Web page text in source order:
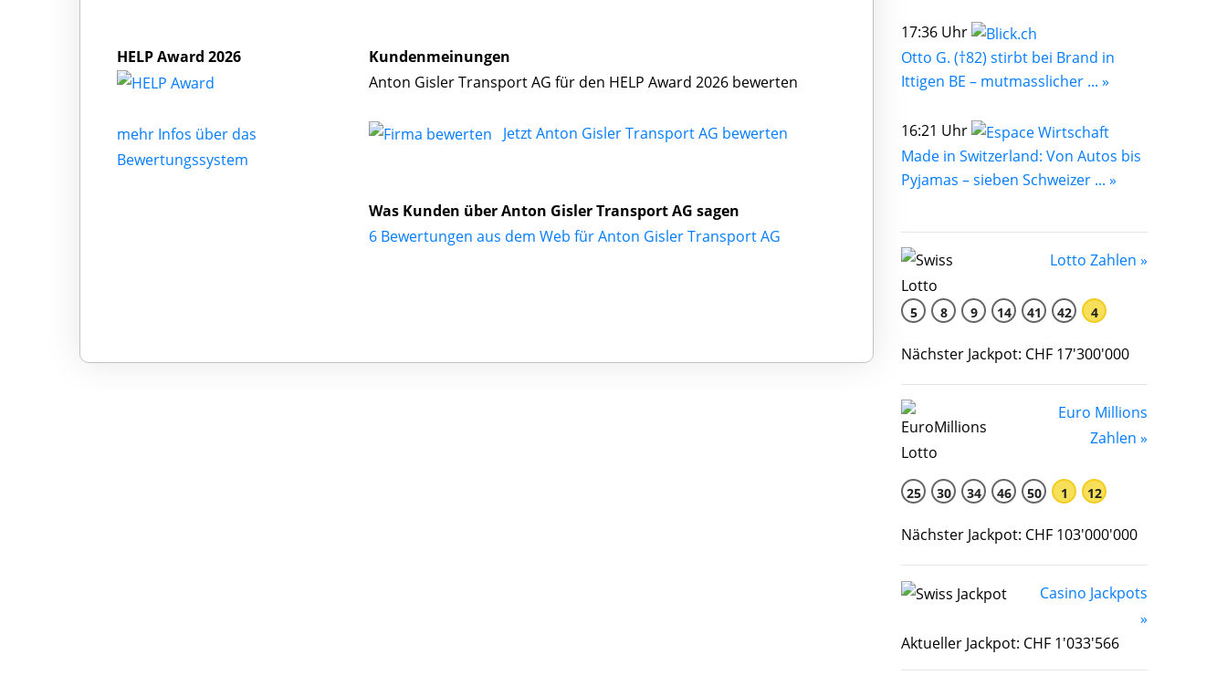
HELP Award 2026
mehr Infos über das
Bewertungssystem
Kundenmeinungen
Anton Gisler Transport AG für den HELP Award 2026 bewerten
Jetzt Anton Gisler Transport AG bewerten
Was Kunden über Anton Gisler Transport AG sagen
6 Bewertungen aus dem Web für Anton Gisler Transport AG
17:36 Uhr
Otto G. (†82) stirbt bei Brand in
Ittigen BE – mutmasslicher ... »
16:21 Uhr
Made in Switzerland: Von Autos bis
Pyjamas – sieben Schweizer ... »
Lotto Zahlen »
5 8 9 14 41 42 4
Nächster Jackpot: CHF 17'300'000
Euro Millions
Zahlen »
25 30 34 46 50 1 12
Nächster Jackpot: CHF 103'000'000
Casino Jackpots
»
Aktueller Jackpot: CHF 1'033'566